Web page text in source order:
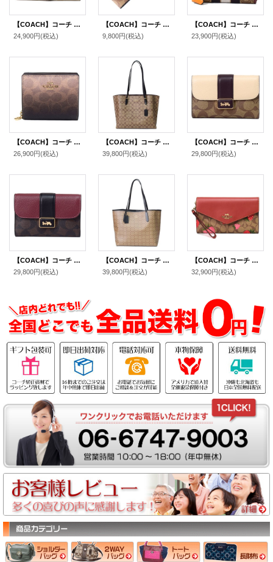
【COACH】コーチ コーティングキャンバス レザー シグネチャー スネーク パイソン クリオ ミディアム ウォレット 二つ折り財布 ライトカーキチャークマルチ（日本未発売）
24,900円(税込)
【COACH】コーチ コーティングキャンバス カーフレザー シグネチャー ラゲージ ネーム タグ キーホルダー カーキ〔日本未発売〕
9,800円(税込)
【COACH】コーチ ジャガード ペブルレザー シグネチャー デンプシー ストライプ ロゴ パッチ スモール ジップ アラウンド ウォレット 二つ折り 財布 カーキ×サンビームマルチ〔日本未発売〕
23,900円(税込)
【COACH】コーチ 財布 二つ折り グラデーション コーティングキャンバス レザー シグネチャー ロゴ チャーム スナップ ウォレット 財布 ブラウン（日本未発売）
26,900円(税込)
【COACH】コーチ コーティングキャンバス スムースレザー シグネチャー モリー トートバッグ カーキ×ブラック〔日本未発売〕
39,800円(税込)
【COACH】コーチ コーティングキャンバス レザー シグネチャー グレース ミディアム ウォレット フラップ 二つ折り財布 ライトカーキチャークマルチ（日本未発売）
29,800円(税込)
【COACH】コーチ コーティングキャンバス レザー シグネチャー グレース ミディアム ウォレット フラップ 二つ折り財布 ブラウンブラックマルチ（日本未発売）
29,800円(税込)
【COACH】コーチ コーティングキャンバス レザー シグネチャー マイクロ シティ トートバッグ カーキ×ブラック〔日本未発売〕
39,800円(税込)
【COACH】コーチ コーティングキャンバス レザー シグネチャー ストロベリー 苺 トラベル エンベロープ リストレット付き ウォレット 三つ折り 長財布 カーキマルチ（日本未発売）
32,900円(税込)